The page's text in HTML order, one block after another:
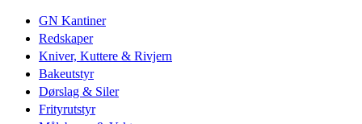
GN Kantiner
Redskaper
Kniver, Kuttere & Rivjern
Bakeutstyr
Dørslag & Siler
Frityrutstyr